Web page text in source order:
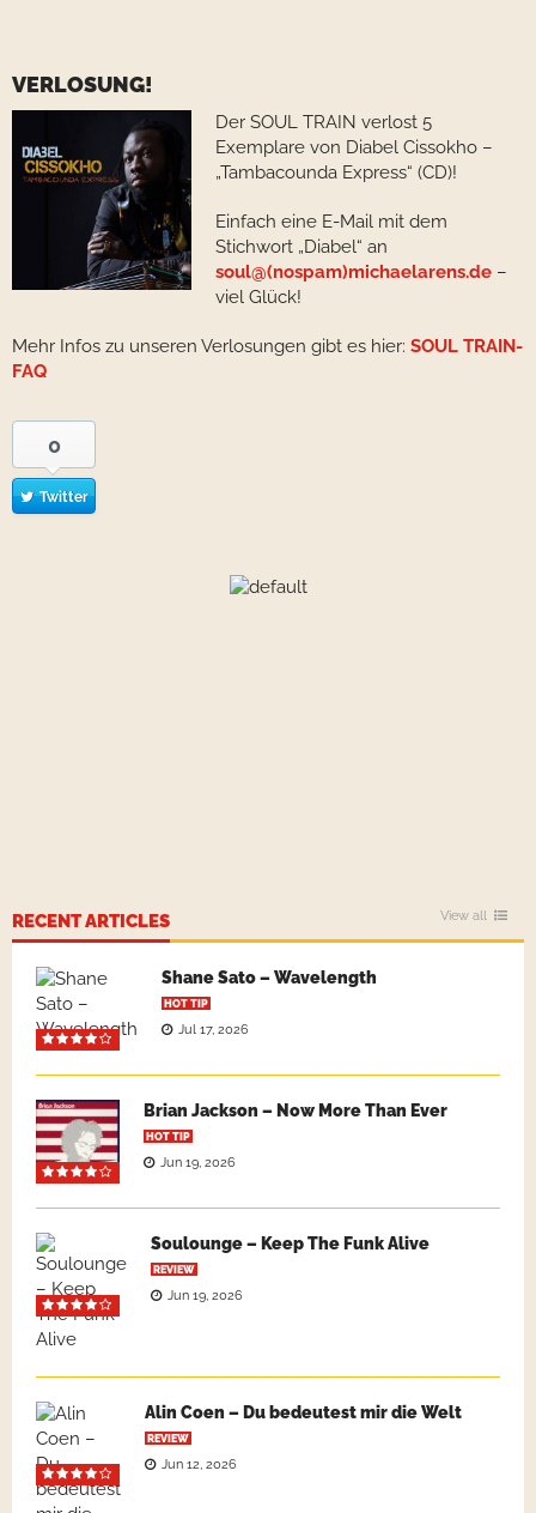
VERLOSUNG!
Der SOUL TRAIN verlost 5
Exemplare von Diabel Cissokho –
„Tambacounda Express“ (CD)!
Einfach eine E-Mail mit dem
Stichwort „Diabel“ an
soul@(nospam)michaelarens.de –
viel Glück!
Mehr Infos zu unseren Verlosungen gibt es hier: SOUL TRAIN-
FAQ
0
Twitter
RECENT ARTICLES View all
Shane Sato – Wavelength
HOT TIP
Jul 17, 2026
Brian Jackson – Now More Than Ever
HOT TIP
Jun 19, 2026
Soulounge – Keep The Funk Alive
REVIEW
Jun 19, 2026
Alin Coen – Du bedeutest mir die Welt
REVIEW
Jun 12, 2026